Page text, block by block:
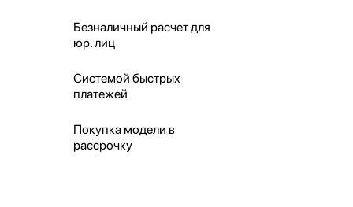
Безналичный расчет для
юр. лиц
Системой быстрых
платежей
Покупка модели в
рассрочку